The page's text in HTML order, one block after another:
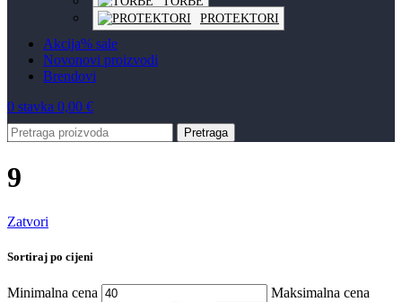
PROTEKTORI
Akcija% sale
Novonovi proizvodi
Brendovi
0 stavka 0,00 €
Pretraga
9
Zatvori
Sortiraj po cijeni
Minimalna cena Maksimalna cena